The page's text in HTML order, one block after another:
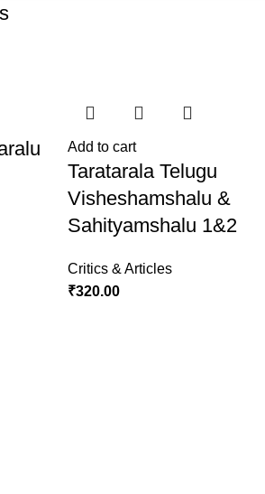
Add to cart
Taratarala Telugu
Visheshamshalu &
Sahityamshalu 1&2
Critics & Articles
₹320.00